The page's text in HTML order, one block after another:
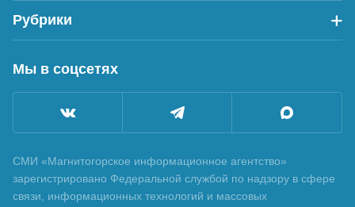
Рубрики
Мы в соцсетях
СМИ «Магнитогорское информационное агентство»
зарегистрировано Федеральной службой по надзору в сфере
связи, информационных технологий и массовых